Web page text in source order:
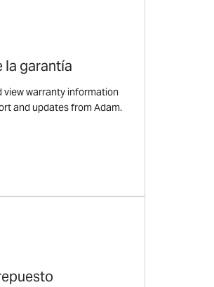
la garantía
view warranty information
and updates from Adam.